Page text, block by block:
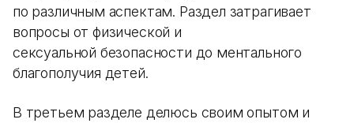
по различным аспектам. Раздел затрагивает
вопросы от физической и
сексуальной безопасности до ментального
благополучия детей.
В третьем разделе делюсь своим опытом и